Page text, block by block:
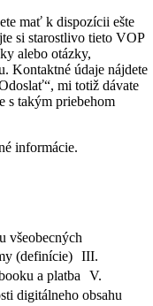
mať k dispozícii ešte
si starostlivo tieto VOP
alebo otázky,
Kontaktné údaje nájdete
mi totiž dávate
s takým priebehom
informácie.
všeobecných
(definície) III.
a platba V.
digitálneho obsahu